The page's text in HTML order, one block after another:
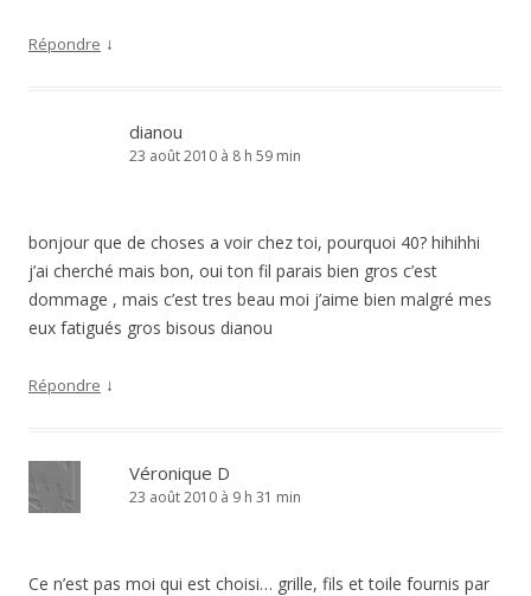
Répondre ↓
dianou
23 août 2010 à 8 h 59 min
bonjour que de choses a voir chez toi, pourquoi 40? hihihhi
j’ai cherché mais bon, oui ton fil parais bien gros c’est
dommage , mais c’est tres beau moi j’aime bien malgré mes
eux fatigués gros bisous dianou
Répondre ↓
Véronique D
23 août 2010 à 9 h 31 min
Ce n’est pas moi qui est choisi… grille, fils et toile fournis par